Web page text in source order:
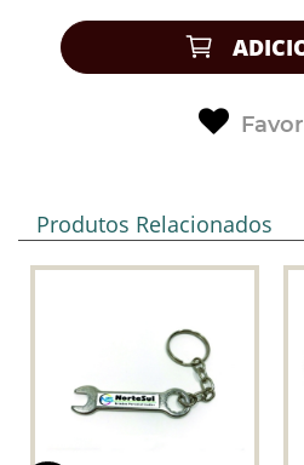
Produtos Relacionados